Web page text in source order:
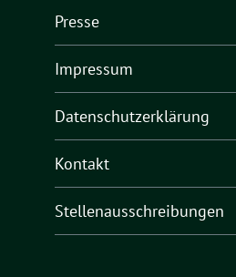
Presse
Impressum
Datenschutzerklärung
Kontakt
Stellenausschreibungen